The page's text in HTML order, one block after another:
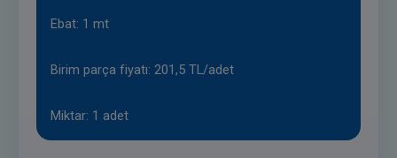
Ebat: 1 mt
Birim parça fiyatı: 201,5 TL/adet
Miktar: 1 adet